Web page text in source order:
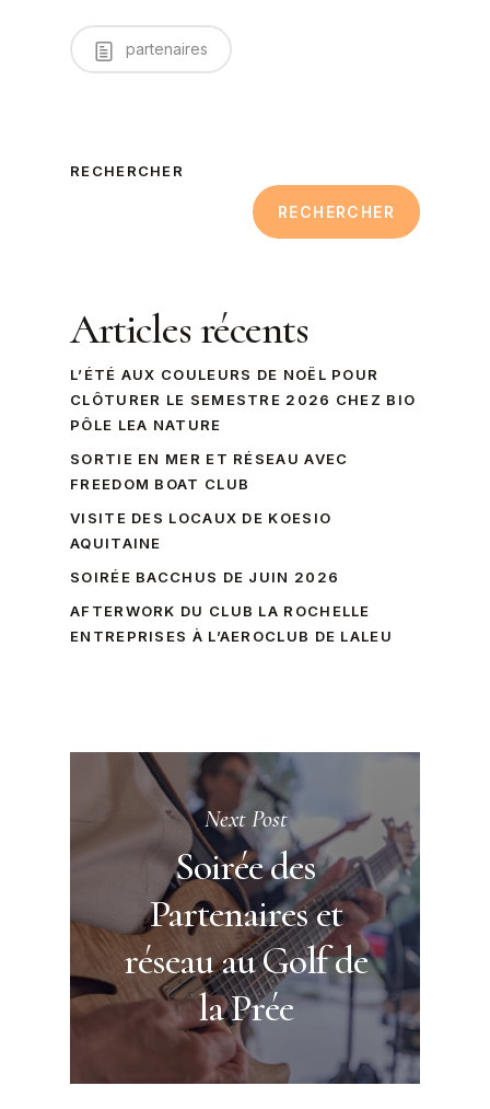
partenaires
RECHERCHER
RECHERCHER
Articles récents
L’ÉTÉ AUX COULEURS DE NOËL POUR
CLÔTURER LE SEMESTRE 2026 CHEZ BIO
PÔLE LEA NATURE
SORTIE EN MER ET RÉSEAU AVEC
FREEDOM BOAT CLUB
VISITE DES LOCAUX DE KOESIO
AQUITAINE
SOIRÉE BACCHUS DE JUIN 2026
AFTERWORK DU CLUB LA ROCHELLE
ENTREPRISES À L’AEROCLUB DE LALEU
Next Post
Soirée des
Partenaires et
réseau au Golf de
la Prée